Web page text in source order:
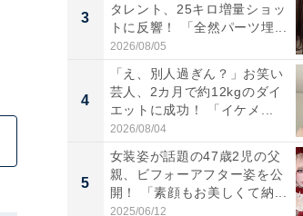
3
タレント、25キロ増量ショッ
トに反響！ 「全然パーツ埋...
2026/08/05
4
「え、別人過ぎん？」お笑い
芸人、2カ月で約12kgのダイ
エットに成功！ 「イケメ...
2026/08/04
5
女装姿が話題の47歳2児の父
親、ビフォーアフター姿を公
開！ 「素顔もお美しくて納...
2025/06/12